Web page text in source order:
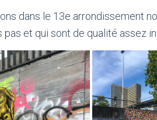
dans le 13e arrondissement
pas et qui sont de qualité assez